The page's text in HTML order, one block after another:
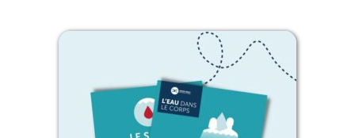
PagePagePage